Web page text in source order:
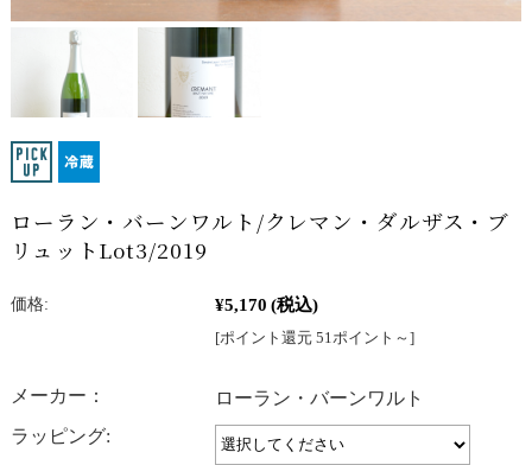
ローラン・バーンワルト/クレマン・ダルザス・ブ
リュットLot3/2019
価格: ¥5,170 (税込)
[ポイント還元 51ポイント～]
メーカー：
ローラン・バーンワルト
ラッピング: